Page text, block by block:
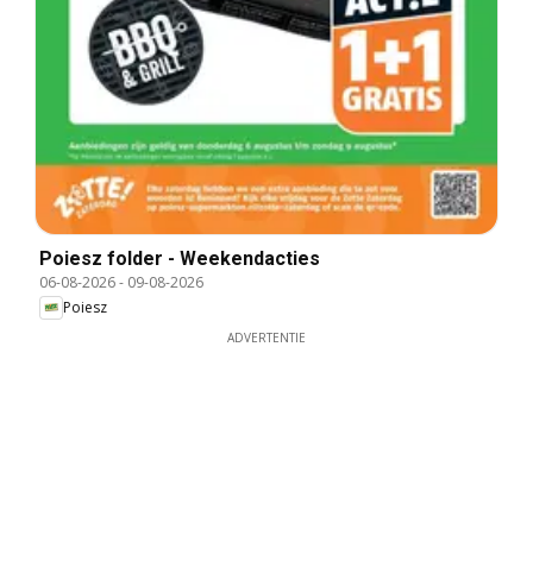
Poiesz folder - Weekendacties
06-08-2026- 09-08-2026
Poiesz
ADVERTENTIE